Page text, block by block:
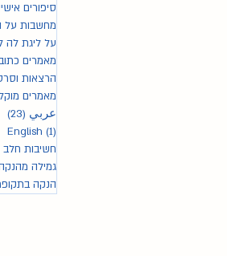
סיפורים
מחשבות על
על ליגת לה
מאמרים
הרצאות
מאמרים
عربي (23)
English (1)
חשיבות
גמילה
הנקה